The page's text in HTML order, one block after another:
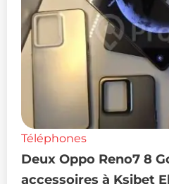
Téléphones
Deux Oppo Reno7 8
accessoires à Ksibet